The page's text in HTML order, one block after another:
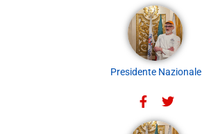
Presidente Nazionale